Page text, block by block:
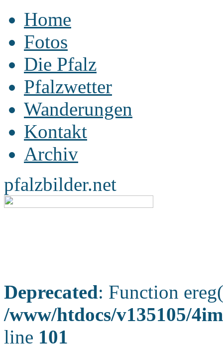
Home
Fotos
Die Pfalz
Pfalzwetter
Wanderungen
Kontakt
Archiv
pfalzbilder.net
Deprecated: Function
/www/htdocs/v135105/
line 101